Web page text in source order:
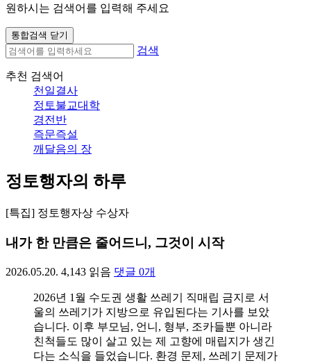
원하시는 검색어를 입력해 주세요
통합검색 닫기
검색
추천 검색어
천일결사
정토불교대학
경전반
즉문즉설
깨달음의 장
정토행자의 하루
[특집] 정토행자상 수상자
내가 한 만큼은 줄어드니, 그것이 시작
2026.05.20. 4,143 읽음 댓글 0개
2026년 1월 수도권 생활 쓰레기 직매립 금지로 서
울의 쓰레기가 지방으로 유입된다는 기사를 보았
습니다. 이후 부모님, 언니, 형부, 조카들뿐 아니라
친척들도 많이 살고 있는 제 고향에 매립지가 생긴
다는 소식을 들었습니다. 환경 문제, 쓰레기 문제가